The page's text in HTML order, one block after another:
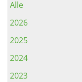
Alle
2026
2025
2024
2023